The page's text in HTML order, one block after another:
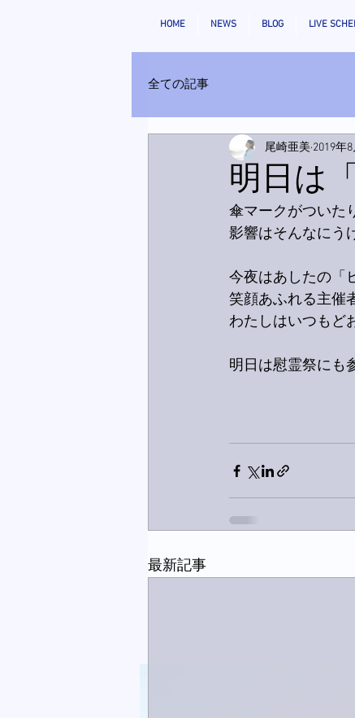
HOME NEWS BLOG LIVE
全ての記事
明日は
尾崎亜美 2019年8
傘マークがついた
影響はそんなにう
今夜はあしたの「
笑顔あふれる主催
わたしはいつもど
明日は慰霊祭にも
最新記事